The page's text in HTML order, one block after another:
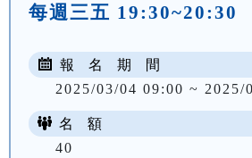
每週三五 19:30~20:30
報 名 期 間
2025/03/04 09:00 ~ 2025/
名 額
40